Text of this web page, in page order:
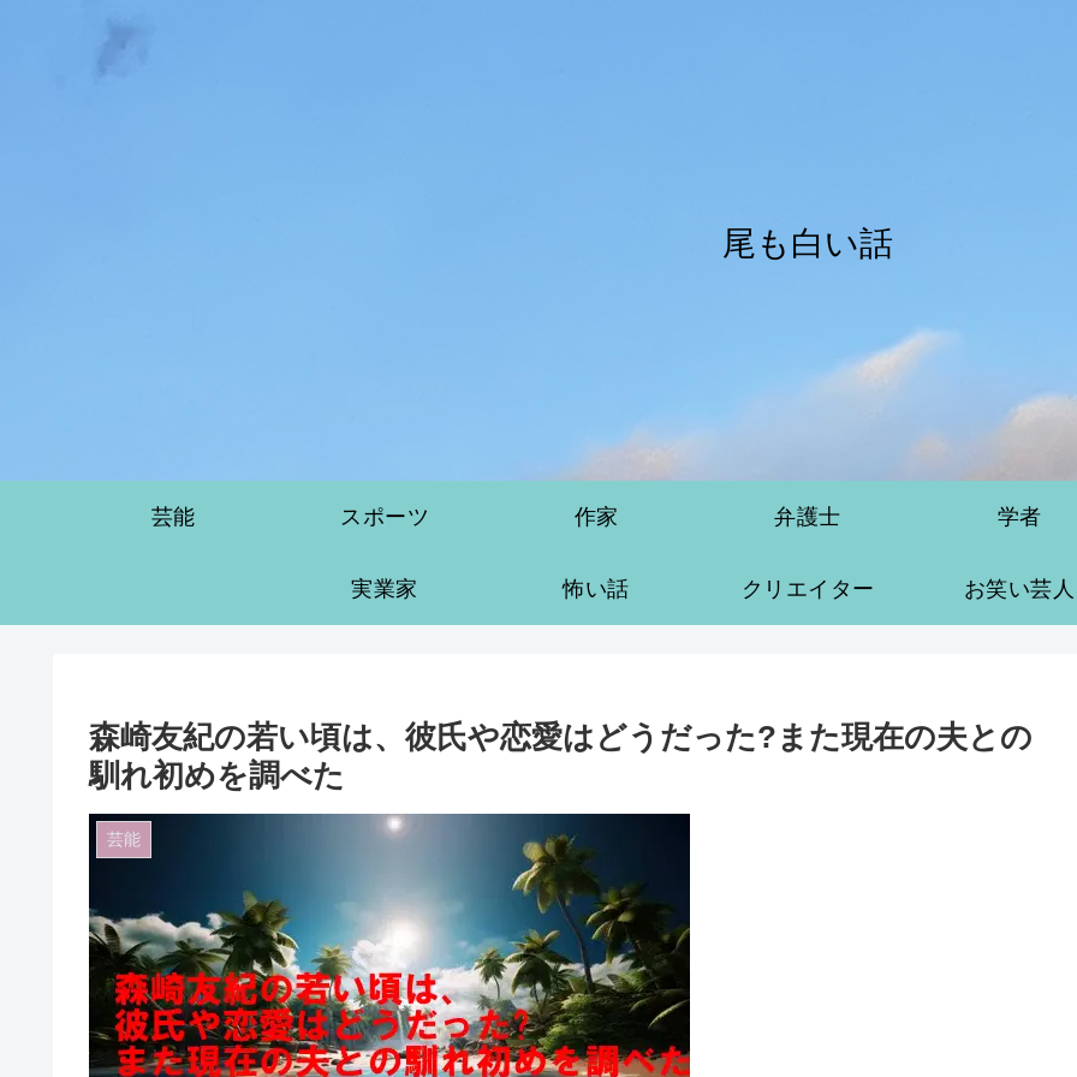
尾も白い話
芸能 スポーツ 作家 弁護士 学者
実業家 怖い話 クリエイター お笑い芸人
森崎友紀の若い頃は、彼氏や恋愛はどうだった?また現在の夫との
馴れ初めを調べた
芸能